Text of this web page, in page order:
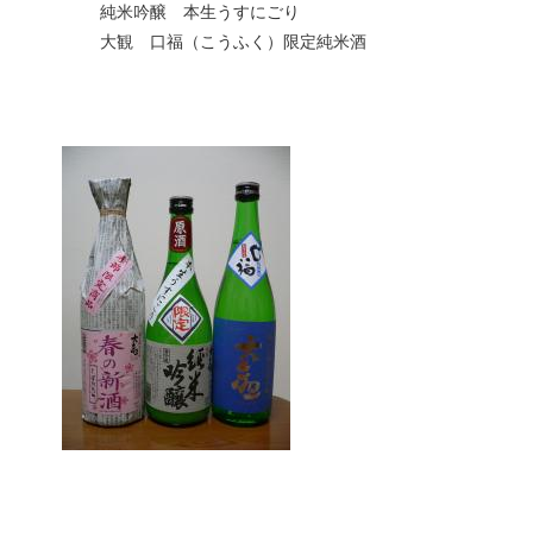
純米吟醸 本生うすにごり
大観 口福（こうふく）限定純米酒